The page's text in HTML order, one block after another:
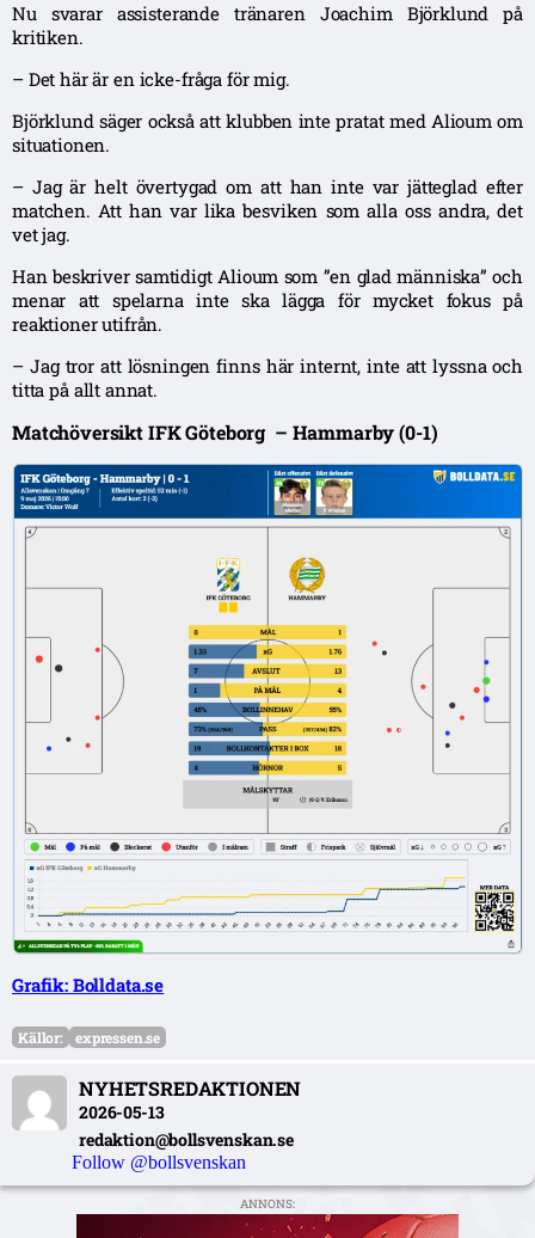
Nu svarar assisterande tränaren Joachim Björklund på
kritiken.
– Det här är en icke-fråga för mig.
Björklund säger också att klubben inte pratat med Alioum om
situationen.
– Jag är helt övertygad om att han inte var jätteglad efter
matchen. Att han var lika besviken som alla oss andra, det
vet jag.
Han beskriver samtidigt Alioum som ”en glad människa” och
menar att spelarna inte ska lägga för mycket fokus på
reaktioner utifrån.
– Jag tror att lösningen finns här internt, inte att lyssna och
titta på allt annat.
Matchöversikt IFK Göteborg – Hammarby (0-1)
Grafik: Bolldata.se
Källor: expressen.se
NYHETSREDAKTIONEN
2026-05-13
redaktion@bollsvenskan.se
Follow @bollsvenskan
ANNONS: